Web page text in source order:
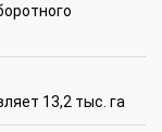
13,2 тыс. га